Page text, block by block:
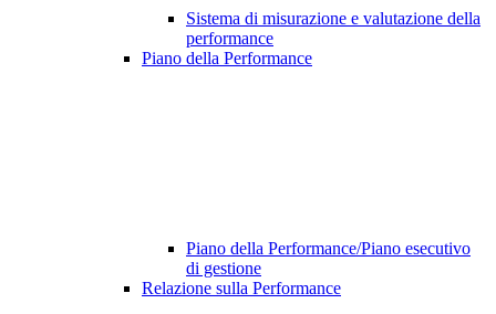
Sistema di misurazione e valutazione della
performance
Piano della Performance
Piano della Performance/Piano esecutivo
di gestione
Relazione sulla Performance